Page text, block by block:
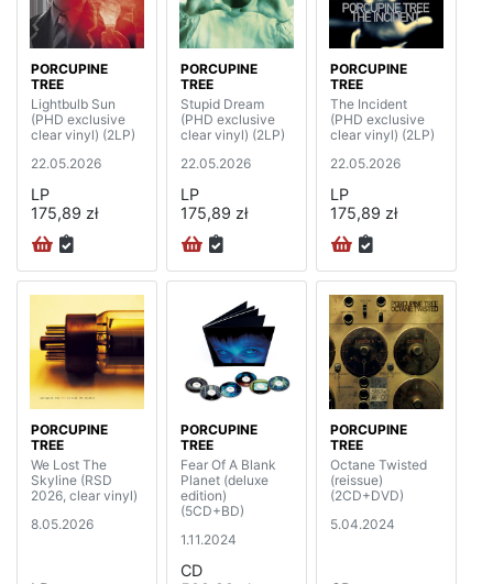
PORCUPINE
TREE
Lightbulb Sun
(PHD exclusive
clear vinyl) (2LP)
22.05.2026
LP
175,89 zł
PORCUPINE
TREE
Stupid Dream
(PHD exclusive
clear vinyl) (2LP)
22.05.2026
LP
175,89 zł
PORCUPINE
TREE
The Incident
(PHD exclusive
clear vinyl) (2LP)
22.05.2026
LP
175,89 zł
PORCUPINE
TREE
We Lost The
Skyline (RSD
2026, clear vinyl)
8.05.2026
PORCUPINE
TREE
Fear Of A Blank
Planet (deluxe
edition)
(5CD+BD)
1.11.2024
CD
PORCUPINE
TREE
Octane Twisted
(reissue)
(2CD+DVD)
5.04.2024